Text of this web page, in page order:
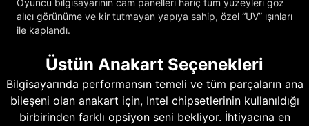
Oyuncu bilgisayarının cam panelleri hariç tüm yüzeyleri göz
alıcı görünüme ve kir tutmayan yapıya sahip, özel “UV” ışınları
ile kaplandı.
Üstün Anakart Seçenekleri
Bilgisayarında performansın temeli ve tüm parçaların ana
bileşeni olan anakart için, Intel chipsetlerinin kullanıldığı
birbirinden farklı opsiyon seni bekliyor. İhtiyacına en